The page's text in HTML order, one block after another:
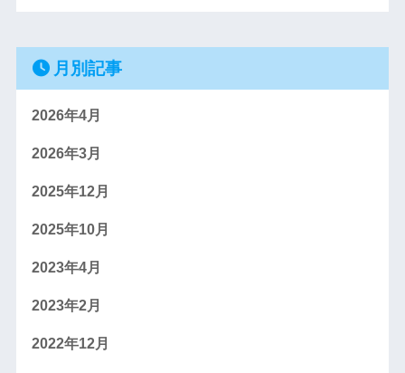
月別記事
2026年4月
2026年3月
2025年12月
2025年10月
2023年4月
2023年2月
2022年12月